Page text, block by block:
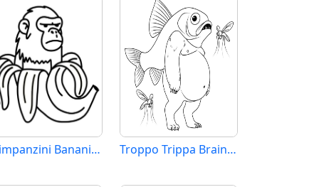
Chimpanzini Bananini Brainrot Troppo Trippa Brainrot